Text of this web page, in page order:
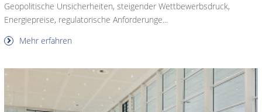
Geopolitische Unsicherheiten, steigender Wettbewerbsdruck,
Energiepreise, regulatorische Anforderunge...
Mehr erfahren